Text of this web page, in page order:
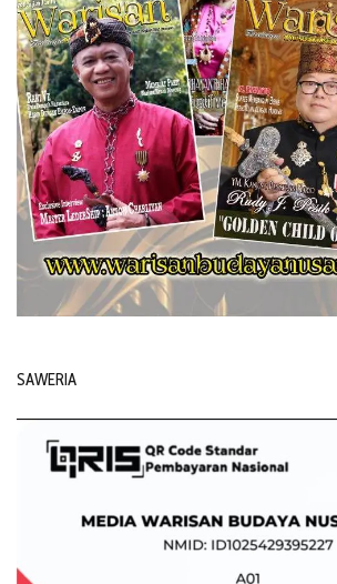
SAWERIA